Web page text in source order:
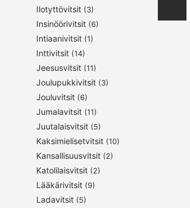
Ilotyttövitsit (3)
Insinöörivitsit (6)
Intiaanivitsit (1)
Inttivitsit (14)
Jeesusvitsit (11)
Joulupukkivitsit (3)
Jouluvitsit (6)
Jumalavitsit (11)
Juutalaisvitsit (5)
Kaksimielisetvitsit (10)
Kansallisuusvitsit (2)
Katolilaisvitsit (2)
Lääkärivitsit (9)
Ladavitsit (5)